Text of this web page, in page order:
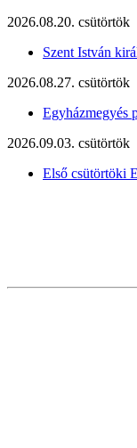
2026.08.20. csütörtök
Szent István
2026.08.27. csütörtök
Egyházmegyés
2026.09.03. csütörtök
Első csütörtöki